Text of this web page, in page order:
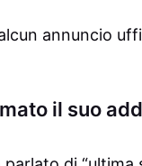
annuncio
il suo